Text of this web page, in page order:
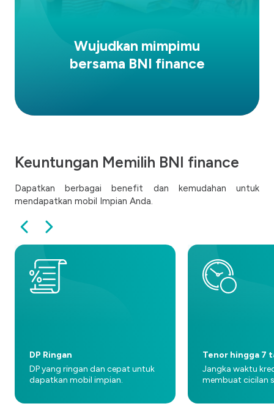
Wujudkan mimpimu
bersama BNI finance
Keuntungan Memilih BNI finance
Dapatkan berbagai benefit dan kemudahan untuk
mendapatkan mobil Impian Anda.
DP Ringan
DP yang ringan dan cepat untuk
dapatkan mobil impian.
Tenor hingga 7
Jangka waktu
membuat cicilan